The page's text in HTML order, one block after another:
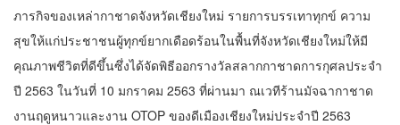
ภารกิจของเหล่ากาชาดจังหวัดเชียงใหม่ รายการบรรเทาทุกข์ ความ
สุขให้แก่ประชาชนผู้ทุกข์ยากเดือดร้อนในพื้นที่จังหวัดเชียงใหม่ให้มี
คุณภาพชีวิตที่ดีขึ้นซึ่งได้จัดพิธีออกรางวัลสลากกาชาดการกุศลประจำ
ปี 2563 ในวันที่ 10 มกราคม 2563 ที่ผ่านมา ณเวทีร้านมัจฉากาชาด
งานฤดูหนาวและงาน OTOP ของดีเมืองเชียงใหม่ประจำปี 2563